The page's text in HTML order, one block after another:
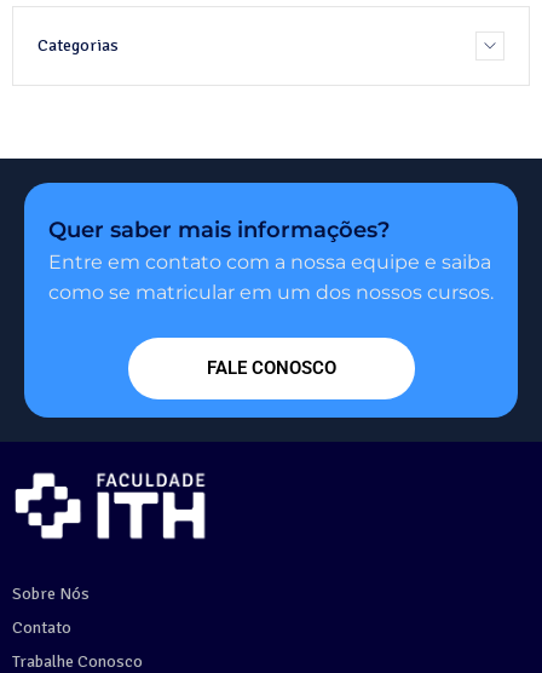
Categorias
Quer saber mais informações?
Entre em contato com a nossa equipe e saiba
como se matricular em um dos nossos cursos.
FALE CONOSCO
Sobre Nós
Contato
Trabalhe Conosco